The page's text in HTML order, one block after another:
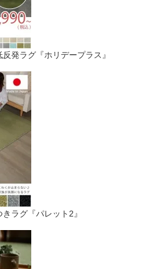
発ラグ『ホリデープラス』
ラグ『パレット2』